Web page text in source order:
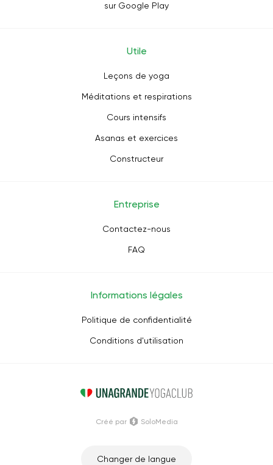
sur Google Play
Utile
Leçons de yoga
Méditations et respirations
Cours intensifs
Asanas et exercices
Constructeur
Entreprise
Contactez-nous
FAQ
Informations légales
Politique de confidentialité
Conditions d'utilisation
Changer de langue
Créé par SoloMedia